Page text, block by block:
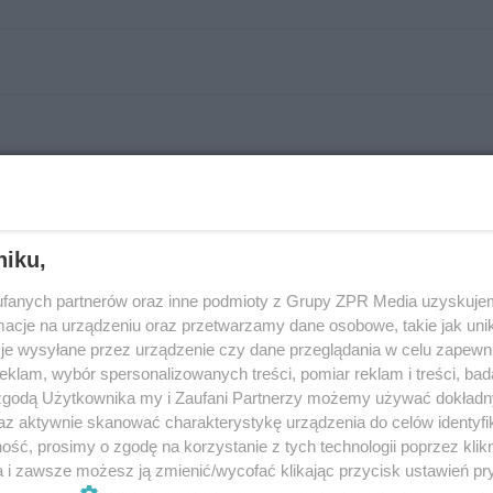
o nowościach, promocjach, rabatach, akcjach specjalnych:
TIME S.A. informacji marketingowych, m.in. o nowościach, promocjach, rabatach, akcjach specjalnych:
e-mail na adresiod@grupazpr.pl
10, 04-190 Warszawa. Cele przetwarzania to przeprowadzenie Konkursu, wyłonienie Laureatów, marketing własny TIME S.A. i naszych
Odbiorcami danych są podmioty przetwarzające dane osobowe w naszym imieniu lub za Twoją zgodą. Twoje prawa związane z przetwarzaniem
informacjach o przetwarzaniu danych osobowych dostępnych
TUTAJ
partnerów oraz inne podmioty z Grupy ZPR Media
na urządzeniu oraz przetwarzamy dane osobowe, takie jak
wysyłane przez urządzenie czy dane przeglądania w celu
wybór spersonalizowanych treści, pomiar reklam i treści,
Użytkownika my i Zaufani Partnerzy możemy używać
aktywnie skanować charakterystykę urządzenia do celów
prosimy o zgodę na korzystanie z tych technologii poprzez
i zawsze możesz ją zmienić/wycofać klikając przycisk ustawień